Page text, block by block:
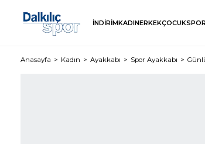
İNDİRİMKADINERKEKÇOCUK
Anasayfa Kadın Ayakkabı Spor Ayakkabı